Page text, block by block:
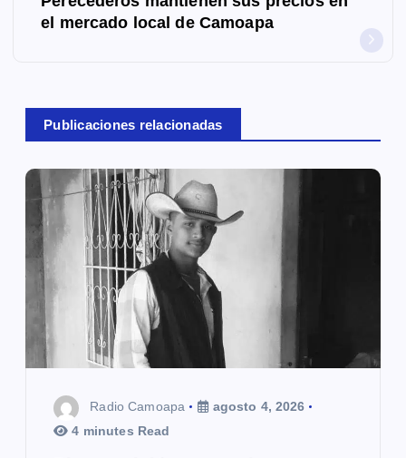
ó
e
n
el mercado local de Camoapa
Publicaciones relacionadas
Radio Camoapa
agosto 4, 2026
4 minutes Read